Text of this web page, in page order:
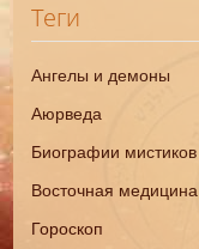
Теги
Ангелы и демоны
Аюрведа
Биографии мистиков
Восточная медицина
Гороскоп